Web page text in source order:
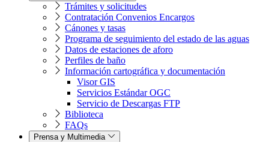
Trámites y solicitudes
Contratación Convenios Encargos
Cánones y tasas
Programa de seguimiento del estado de las aguas
Datos de estaciones de aforo
Perfiles de baño
Información cartográfica y documentación
Visor GIS
Servicios Estándar OGC
Servicio de Descargas FTP
Biblioteca
FAQs
Prensa y Multimedia